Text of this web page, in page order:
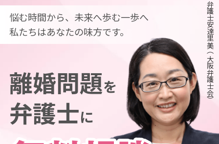
悩む時間から、未来へ歩む一歩へ
私たちはあなたの味方です。
離婚問題を
弁護士に
弁護士安達里美（大阪弁護士会）